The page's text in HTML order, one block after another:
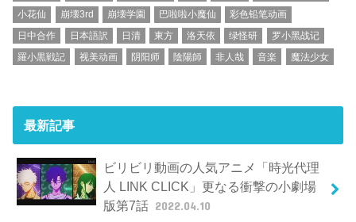
小花仙
崩壊3rd 崩壊学園 巴啦啦小魔仙
彩色铅笔动画
日中合作
日本語訳 日清 東方 洛天依 绿怪研
罗小黑战记
羅小黒戦記
视美动画 阴阳师 陰陽師 非人哉 音楽 魔法少女
最新記事
ビリビリ動画の人気アニメ「時光代理
人 LINK CLICK」更なる衝撃の小劇場
版第7話 2022.04.10